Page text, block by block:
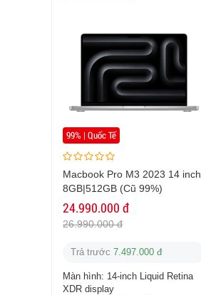
99% | Quốc Tế
Macbook Pro M3 2023 14 inch
8GB|512GB (Cũ 99%)
24.990.000 đ
26.990.000 đ
Trả trước 7.497.000 đ
Màn hình: 14-inch Liquid Retina
XDR display